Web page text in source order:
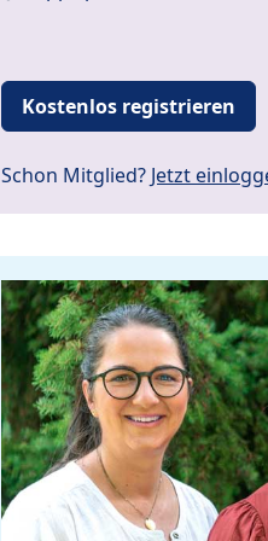
Kostenlos registrieren
Schon Mitglied? Jetzt